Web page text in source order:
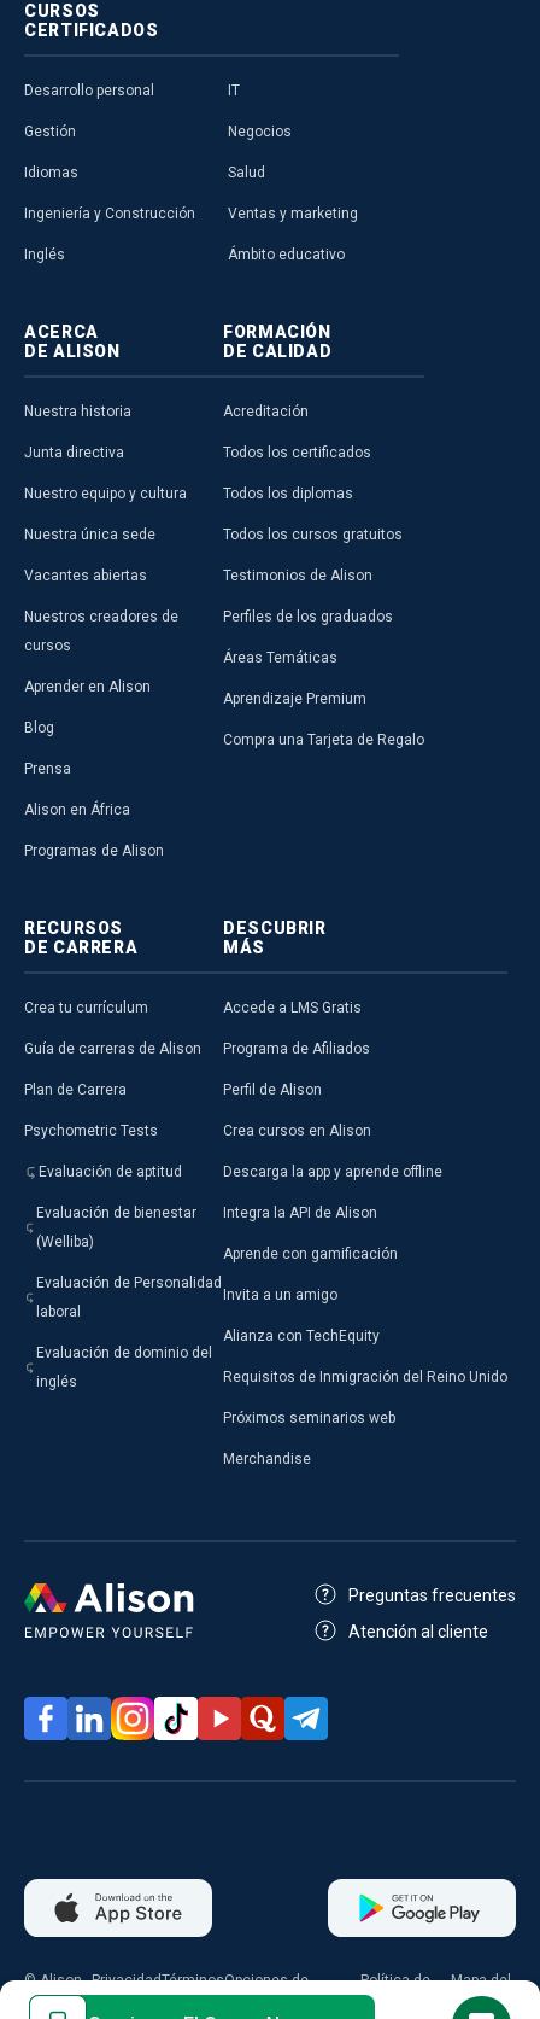
CURSOS
CERTIFICADOS
Desarrollo personal
Gestión
Idiomas
Ingeniería y Construcción
Inglés
IT
Negocios
Salud
Ventas y marketing
Ámbito educativo
ACERCA
DE ALISON
Nuestra historia
Junta directiva
Nuestro equipo y cultura
Nuestra única sede
Vacantes abiertas
Nuestros creadores de
cursos
Aprender en Alison
Blog
Prensa
Alison en África
Programas de Alison
FORMACIÓN
DE CALIDAD
Acreditación
Todos los certificados
Todos los diplomas
Todos los cursos gratuitos
Testimonios de Alison
Perfiles de los graduados
Áreas Temáticas
Aprendizaje Premium
Compra una Tarjeta de Regalo
RECURSOS
DE CARRERA
Crea tu currículum
Guía de carreras de Alison
Plan de Carrera
Psychometric Tests
Evaluación de aptitud
Evaluación de bienestar
(Welliba)
Evaluación de Personalidad
laboral
Evaluación de dominio del
inglés
DESCUBRIR
MÁS
Accede a LMS Gratis
Programa de Afiliados
Perfil de Alison
Crea cursos en Alison
Descarga la app y aprende offline
Integra la API de Alison
Aprende con gamificación
Invita a un amigo
Alianza con TechEquity
Requisitos de Inmigración del Reino Unido
Próximos seminarios web
Merchandise
Preguntas frecuentes
Atención al cliente
© Alison
2026
PrivacidadTérminosOpciones de
Política de
Mapa del
sitio